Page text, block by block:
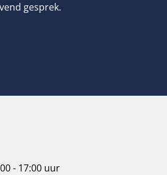
gesprek.
- 17:00 uur